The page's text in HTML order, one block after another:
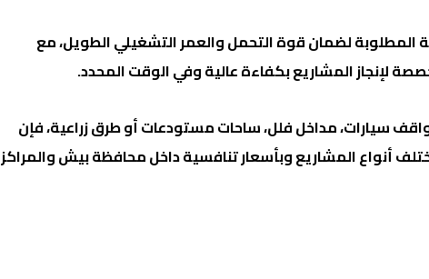
المطلوبة لضمان قوة التحمل والعمر التشغيلي الطويل، مع
لإنجاز المشاريع بكفاءة عالية وفي الوقت المحدد.
سيارات، مداخل فلل، ساحات مستودعات أو طرق زراعية، فإن
أنواع المشاريع وبأسعار تنافسية داخل محافظة بيش والمراكز